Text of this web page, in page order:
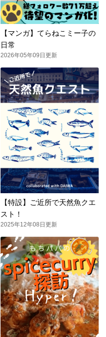
【マンガ】てらねこミー子の
日常
2026年05年09日更新
【特設】ご近所で天然魚クエ
スト！
2025年12年08日更新